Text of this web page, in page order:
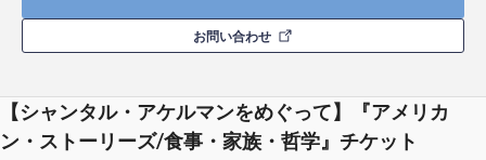
お問い合わせ
【シャンタル・アケルマンをめぐって】『アメリカ
ン・ストーリーズ/食事・家族・哲学』チケット